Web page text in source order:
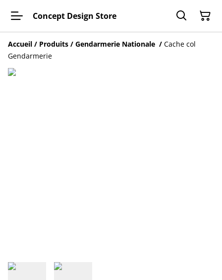
Concept Design Store
Accueil / Produits / Gendarmerie Nationale / Cache col
Gendarmerie